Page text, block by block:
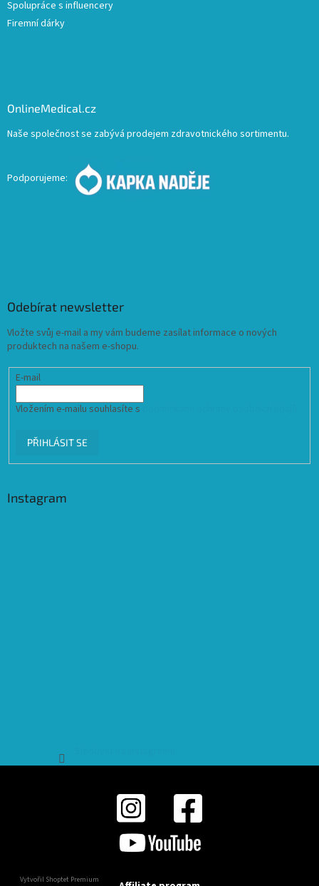
Spolupráce s influencery
Firemní dárky
OnlineMedical.cz
Naše společnost se zabývá prodejem zdravotnického sortimentu.
Podporujeme:
Odebírat newsletter
Vložte svůj e-mail a my vám budeme zasílat informace o nových
produktech na našem e-shopu.
E-mail
Vložením e-mailu souhlasíte s
PŘIHLÁSIT SE
Instagram
Vytvořil Shoptet Premium